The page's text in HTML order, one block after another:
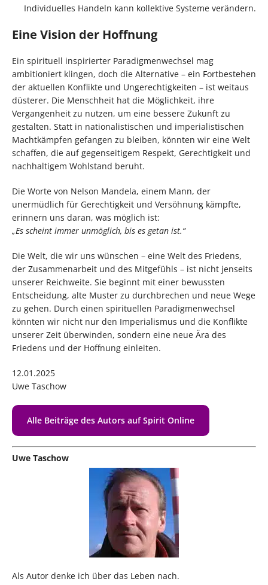
Individuelles Handeln kann kollektive Systeme verändern.
Eine Vision der Hoffnung
Ein spirituell inspirierter Paradigmenwechsel mag
ambitioniert klingen, doch die Alternative – ein Fortbestehen
der aktuellen Konflikte und Ungerechtigkeiten – ist weitaus
düsterer. Die Menschheit hat die Möglichkeit, ihre
Vergangenheit zu nutzen, um eine bessere Zukunft zu
gestalten. Statt in nationalistischen und imperialistischen
Machtkämpfen gefangen zu bleiben, könnten wir eine Welt
schaffen, die auf gegenseitigem Respekt, Gerechtigkeit und
nachhaltigem Wohlstand beruht.
Die Worte von Nelson Mandela, einem Mann, der
unermüdlich für Gerechtigkeit und Versöhnung kämpfte,
erinnern uns daran, was möglich ist:
„Es scheint immer unmöglich, bis es getan ist.“
Die Welt, die wir uns wünschen – eine Welt des Friedens,
der Zusammenarbeit und des Mitgefühls – ist nicht jenseits
unserer Reichweite. Sie beginnt mit einer bewussten
Entscheidung, alte Muster zu durchbrechen und neue Wege
zu gehen. Durch einen spirituellen Paradigmenwechsel
könnten wir nicht nur den Imperialismus und die Konflikte
unserer Zeit überwinden, sondern eine neue Ära des
Friedens und der Hoffnung einleiten.
12.01.2025
Uwe Taschow
Alle Beiträge des Autors auf Spirit Online
Uwe Taschow
Als Autor denke ich über das Leben nach.